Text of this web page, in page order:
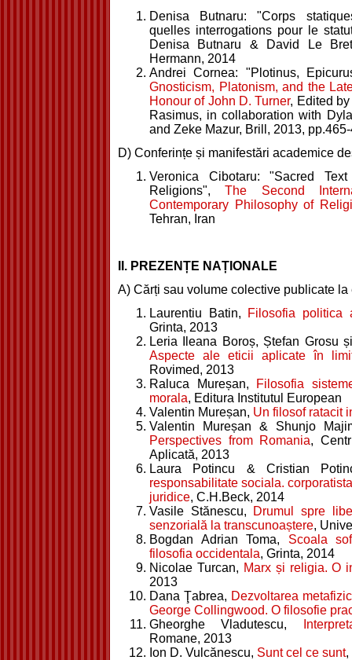
Denisa Butnaru: "Corps
quelles interrogations pour le
Denisa Butnaru & David Le
Hermann, 2014
Andrei Cornea: "Plotinus,
Gnosticism, Platonism, and the
Honour of John D. Turner, Edited
Rasimus, in collaboration with
and Zeke Mazur, Brill, 2013,
D) Conferințe și manifestări academice
Veronica Cibotaru: "Sacred
Religions",The Second
Contemporary Philosophy of
Tehran, Iran
II. PREZENȚE NAȚIONALE
A) Cărți sau volume colective publicate la
Laurentiu Batin, Filosofia politica
Grinta, 2013
Leria Ileana Boroș, Ștefan Grosu
Aspecte ale eticii aplicate în
Rovimed, 2013
Raluca Mureșan,
Filosofia
morala, Editura Institutul European
Valentin Mureșan, Un filosof ratacit
Valentin Mureșan & Shunjo
Perspectives from Romania,
Aplicată, 2013
Laura Potincu & Cristian
responsabilitate sociala.
juridice, C.H.Beck, 2014
Vasile Stănescu, Drumul spre
senzorială la transcunoaștere,
Bogdan Adrian Toma, Scoala
filosofia occidentala, Grinta, 2014
Nicolae Turcan, Marx și religia. O
2013
Dana Ţabrea, Dezvoltarea
George Collingwood. O filosofie
Gheorghe Vladutescu,
Romane, 2013
Ion D. Vulcănescu, Sunt cel ce sunt,